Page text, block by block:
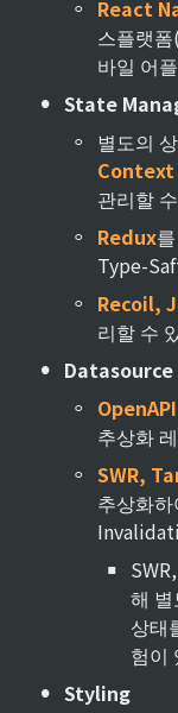
◦ React
스플랫
바일 어
• State
◦
Context
관리할
◦ Redux
Type-
◦ Recoil,
리할 수
•
◦
추상화
◦ SWR,
추상화
▪
해
상태
험이
• Styling